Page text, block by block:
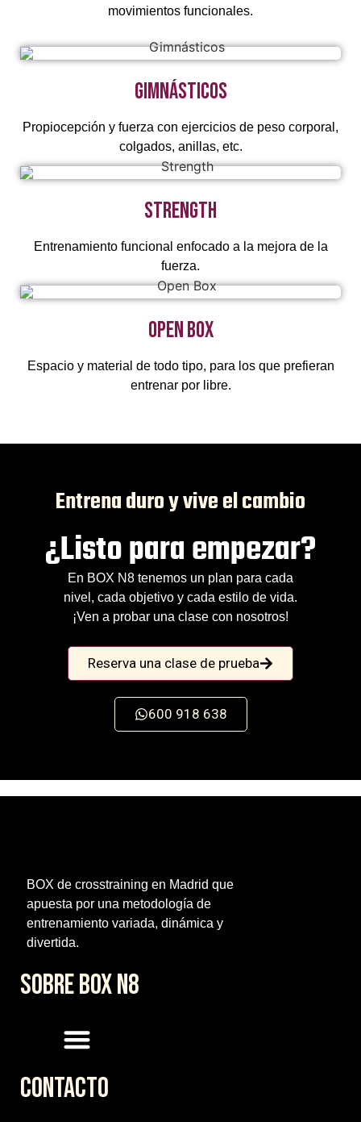
movimientos funcionales.
Gimnásticos
Propiocepción y fuerza con ejercicios de peso corporal,
colgados, anillas, etc.
Strength
Entrenamiento funcional enfocado a la mejora de la
fuerza.
Open Box
Espacio y material de todo tipo, para los que prefieran
entrenar por libre.
Entrena duro y vive el cambio
¿Listo para empezar?
En BOX N8 tenemos un plan para cada
nivel, cada objetivo y cada estilo de vida.
¡Ven a probar una clase con nosotros!
Reserva una clase de prueba
600 918 638
BOX de crosstraining en Madrid que
apuesta por una metodología de
entrenamiento variada, dinámica y
divertida.
SOBRE BOX N8
CONTACTO